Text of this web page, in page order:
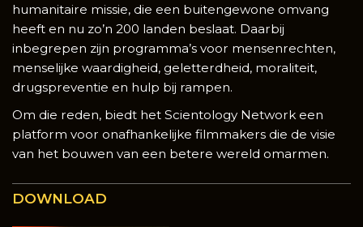
humanitaire missie, die een buitengewone omvang
heeft en nu zo’n 200 landen beslaat. Daarbij
inbegrepen zijn programma’s voor mensenrechten,
menselijke waardigheid, geletterdheid, moraliteit,
drugspreventie en hulp bij rampen.
Om die reden, biedt het Scientology Network een
platform voor onafhankelijke filmmakers die de visie
van het bouwen van een betere wereld omarmen.
DOWNLOAD